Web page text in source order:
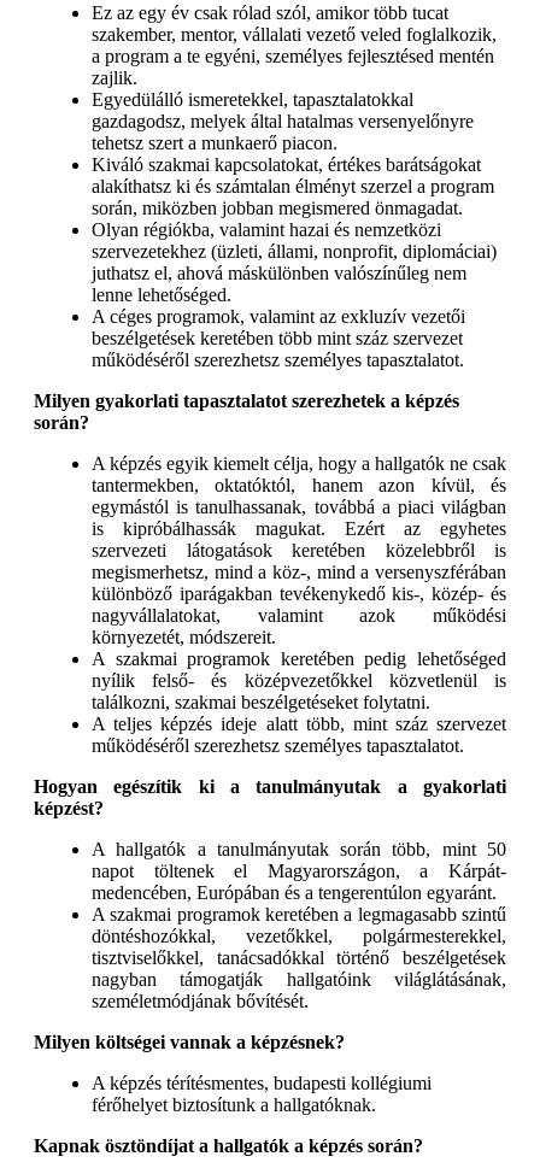
Ez az egy év csak rólad szól, amikor több tucat
szakember, mentor, vállalati vezető veled foglalkozik,
a program a te egyéni, személyes fejlesztésed mentén
zajlik.
Egyedülálló ismeretekkel, tapasztalatokkal
gazdagodsz, melyek által hatalmas versenyelőnyre
tehetsz szert a munkaerő piacon.
Kiváló szakmai kapcsolatokat, értékes barátságokat
alakíthatsz ki és számtalan élményt szerzel a program
során, miközben jobban megismered önmagadat.
Olyan régiókba, valamint hazai és nemzetközi
szervezetekhez (üzleti, állami, nonprofit, diplomáciai)
juthatsz el, ahová máskülönben valószínűleg nem
lenne lehetőséged.
A céges programok, valamint az exkluzív vezetői
beszélgetések keretében több mint száz szervezet
működéséről szerezhetsz személyes tapasztalatot.
Milyen gyakorlati tapasztalatot szerezhetek a képzés
során?
A képzés egyik kiemelt célja, hogy a hallgatók ne csak
tantermekben, oktatóktól, hanem azon kívül, és
egymástól is tanulhassanak, továbbá a piaci világban
is kipróbálhassák magukat. Ezért az egyhetes
szervezeti látogatások keretében közelebbről is
megismerhetsz, mind a köz-, mind a versenyszférában
különböző iparágakban tevékenykedő kis-, közép- és
nagyvállalatokat, valamint azok működési
környezetét, módszereit.
A szakmai programok keretében pedig lehetőséged
nyílik felső- és középvezetőkkel közvetlenül is
találkozni, szakmai beszélgetéseket folytatni.
A teljes képzés ideje alatt több, mint száz szervezet
működéséről szerezhetsz személyes tapasztalatot.
Hogyan egészítik ki a tanulmányutak a gyakorlati
képzést?
A hallgatók a tanulmányutak során több, mint 50
napot töltenek el Magyarországon, a Kárpát-
medencében, Európában és a tengerentúlon egyaránt.
A szakmai programok keretében a legmagasabb szintű
döntéshozókkal, vezetőkkel, polgármesterekkel,
tisztviselőkkel, tanácsadókkal történő beszélgetések
nagyban támogatják hallgatóink világlátásának,
személetmódjának bővítését.
Milyen költségei vannak a képzésnek?
A képzés térítésmentes, budapesti kollégiumi
férőhelyet biztosítunk a hallgatóknak.
Kapnak ösztöndíjat a hallgatók a képzés során?